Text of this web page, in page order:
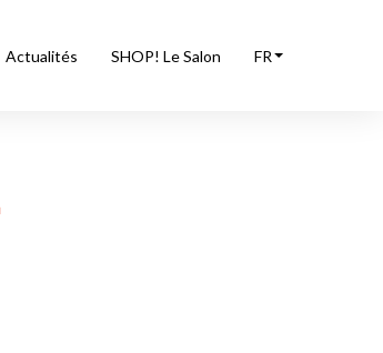
Actualités SHOP! Le Salon FR